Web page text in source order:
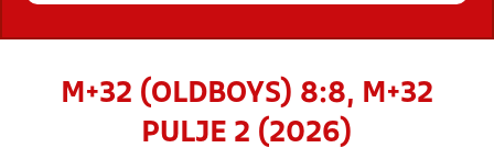
M+32 (OLDBOYS) 8:8, M+32
PULJE 2 (2026)